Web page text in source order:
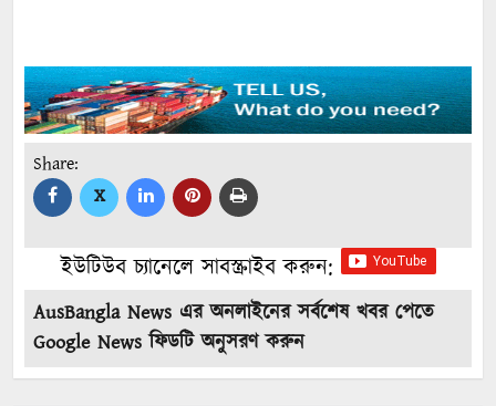
Share:
X
ইউটিউব চ্যানেলে সাবস্ক্রাইব করুন:
AusBangla News এর অনলাইনের সর্বশেষ খবর পেতে
Google News ফিডটি অনুসরণ করুন